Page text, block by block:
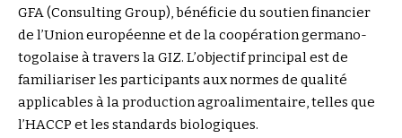
GFA (Consulting Group), bénéficie du soutien financier
de l’Union européenne et de la coopération germano-
togolaise à travers la GIZ. L’objectif principal est de
familiariser les participants aux normes de qualité
applicables à la production agroalimentaire, telles que
l’HACCP et les standards biologiques.